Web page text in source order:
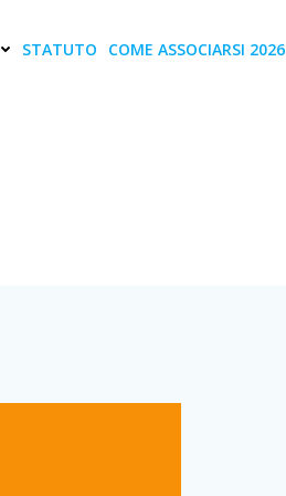
STATUTO COME ASSOCIARSI 2026